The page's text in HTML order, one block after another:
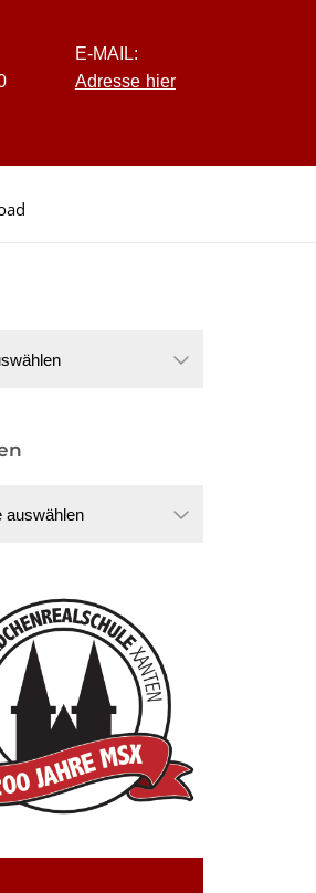
E-MAIL:
Adresse hier